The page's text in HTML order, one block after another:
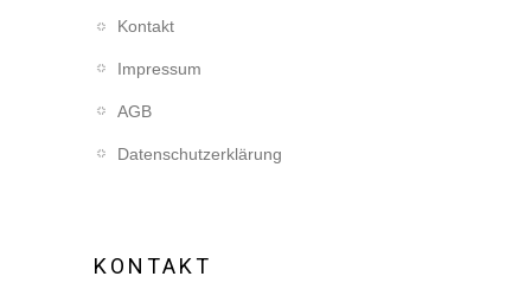
Kontakt
Impressum
AGB
Datenschutzerklärung
KONTAKT